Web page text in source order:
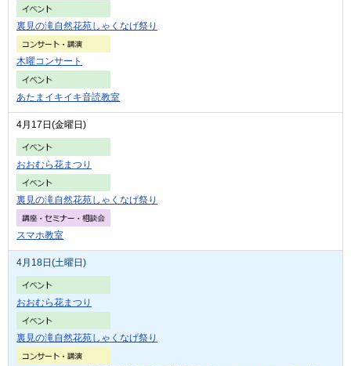
裏見の滝自然花苑しゃくなげ祭り
木曜コンサート
あたまイキイキ音読教室
4月17日(金曜日)
おおむら花まつり
裏見の滝自然花苑しゃくなげ祭り
スマホ教室
4月18日(土曜日)
おおむら花まつり
裏見の滝自然花苑しゃくなげ祭り